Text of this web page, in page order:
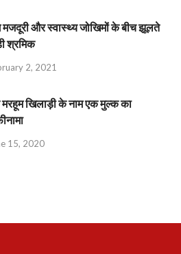
और स्वास्थ्य जोखिमों के बीच झूलते
श्रमिक
2, 2021
खिलाड़ी के नाम एक मुल्क का
15, 2020